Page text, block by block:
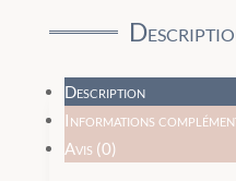
Description
Informations
Avis (0)